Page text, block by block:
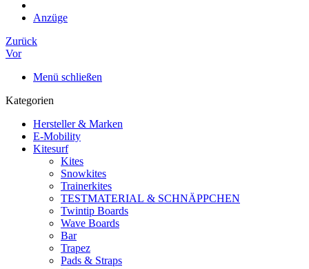
Anzüge
Zurück
Vor
Menü schließen
Kategorien
Hersteller & Marken
E-Mobility
Kitesurf
Kites
Snowkites
Trainerkites
TESTMATERIAL & SCHNÄPPCHEN
Twintip Boards
Wave Boards
Bar
Trapez
Pads & Straps